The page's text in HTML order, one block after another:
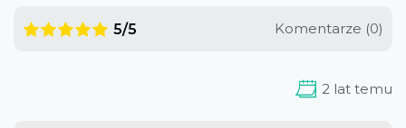
5/5 Komentarze (0)
2 lat temu